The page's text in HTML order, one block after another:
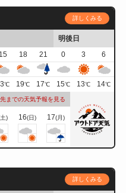
詳しくみる
明後日
15 18 21 0 3
6
℃ 19℃ 17℃ 15℃ 13℃ 14℃
までの天気予報を見る
) 16(日) 17(月)
詳しくみる